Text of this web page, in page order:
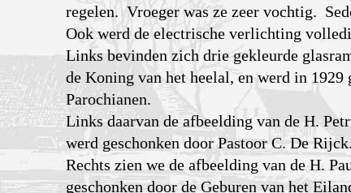
regelen. Vroeger was ze zeer vochtig.
Ook werd de electrische verlichting
Links bevinden zich drie gekleurde
de Koning van het heelal, en werd in 1929
Parochianen.
Links daarvan de afbeelding van de H.
werd geschonken door Pastoor C. De Rijck.
Rechts zien we de afbeelding van de H.
geschonken door de Geburen van het